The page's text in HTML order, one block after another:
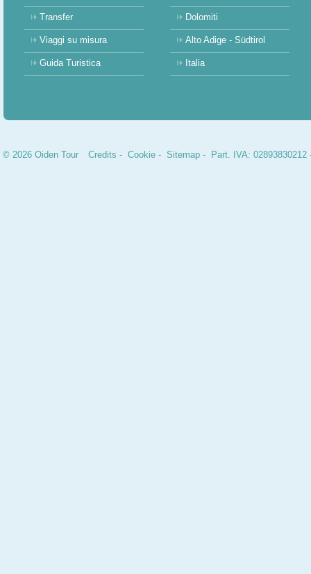
Transfer
Viaggi su misura
Guida Turistica
Dolomiti
Alto Adige - Südtirol
Italia
© 2026 Oiden Tour Credits -Cookie -Sitemap - Part. IVA: 02893830212